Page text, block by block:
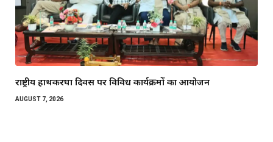
राष्ट्रीय हाथकरघा दिवस पर विविध कार्यक्रमों का आयोजन
AUGUST 7, 2026